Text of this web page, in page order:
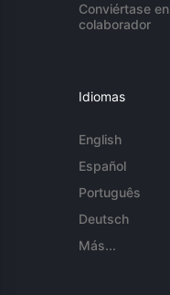
Conviértase en
colaborador
Idiomas
English
Español
Português
Deutsch
Más...